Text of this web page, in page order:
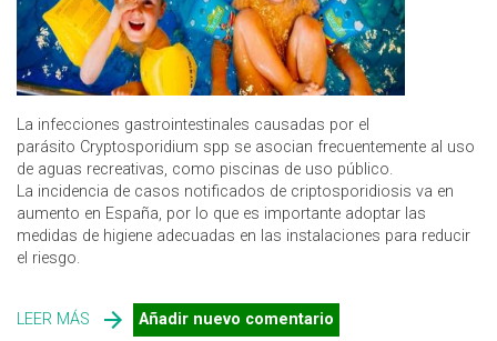
La infecciones gastrointestinales causadas por el
parásito Cryptosporidium spp se asocian frecuentemente al uso
de aguas recreativas, como piscinas de uso público.
La incidencia de casos notificados de criptosporidiosis va en
aumento en España, por lo que es importante adoptar las
medidas de higiene adecuadas en las instalaciones para reducir
el riesgo.
LEER MÁS SOBRE HIGIENE EN LAS PISCINAS: MEDIDAS PARA
Añadir nuevo comentario